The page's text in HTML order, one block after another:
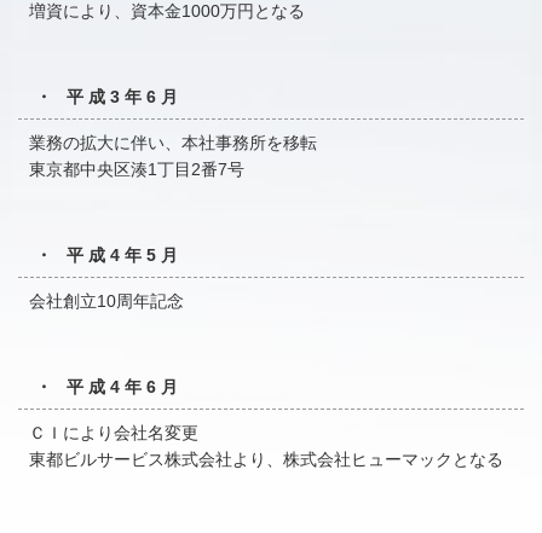
増資により、資本金1000万円となる
・ 平成3年6月
業務の拡大に伴い、本社事務所を移転
東京都中央区湊1丁目2番7号
・ 平成4年5月
会社創立10周年記念
・ 平成4年6月
ＣＩにより会社名変更
東都ビルサービス株式会社より、株式会社ヒューマックとなる